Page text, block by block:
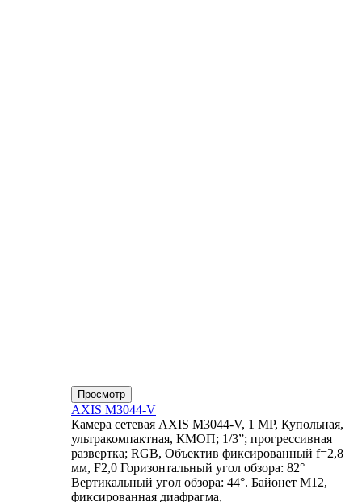
Просмотр
AXIS M3044-V
Камера сетевая AXIS M3044-V, 1 MP, Купольная,
ультракомпактная, КМОП; 1/3”; прогрессивная
развертка; RGB, Объектив фиксированный f=2,8
мм, F2,0 Горизонтальный угол обзора: 82°
Вертикальный угол обзора: 44°. Байонет М12,
фиксированная диафрагма,